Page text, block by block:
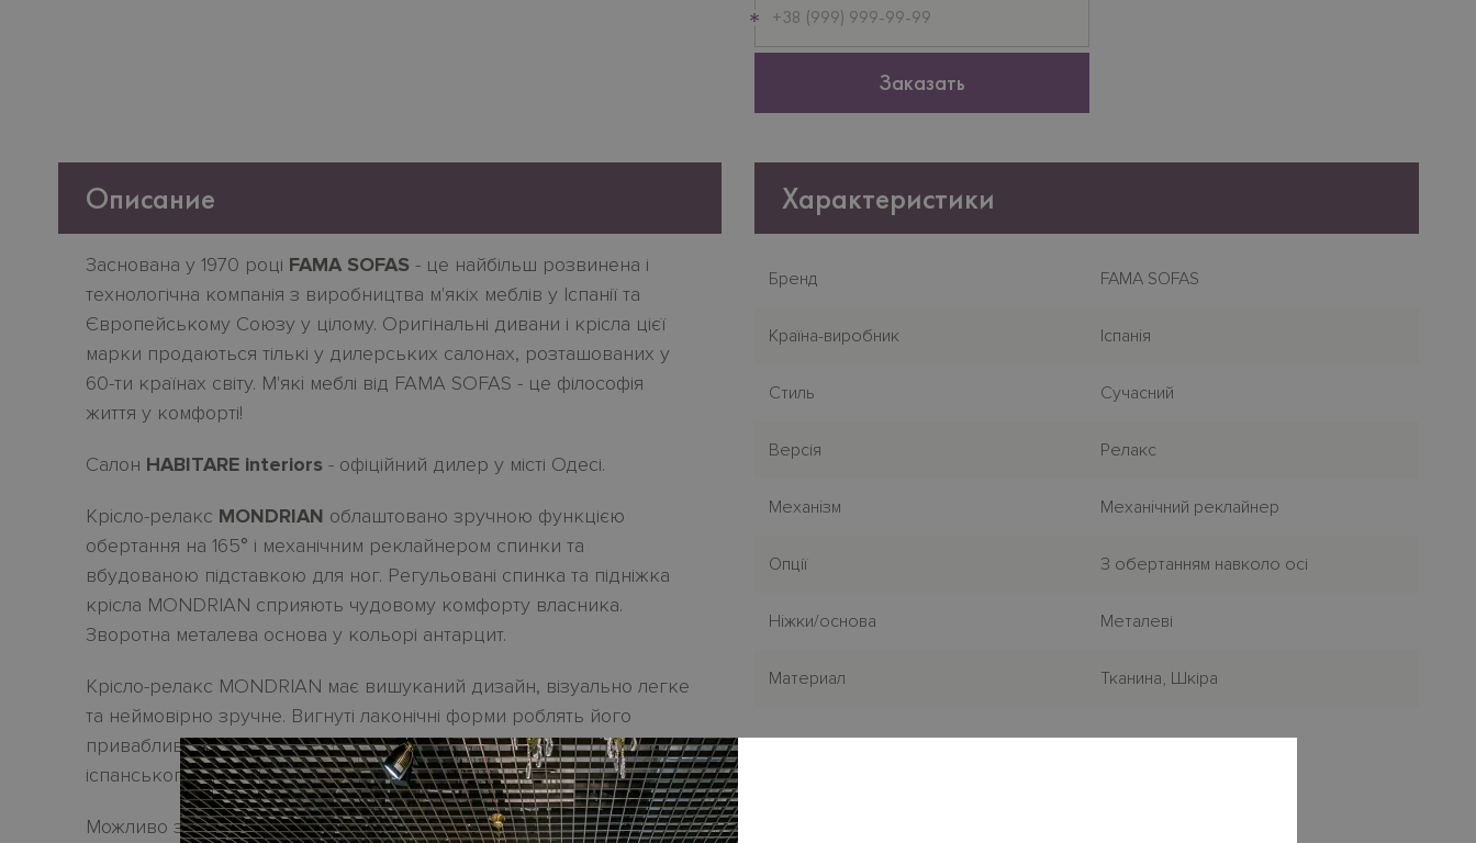
телефон
Заказать
Описание
Заснована у 1970 році FAMA SOFAS- це найбільш розвинена і
технологічна компанія з виробництва м'якіх меблів у Іспанії та
Європейському Союзу у цілому. Оригінальні дивани і крісла цієї
марки продаються тількі у дилерських салонах, розташованих у
60-ти країнах світу. М'якi меблі від FAMA SOFAS - це філософія
життя у комфорті!
Салон HABITARE interiors- офіційний дилер у місті Одесі.
Крiсло-релакс MONDRIAN облаштовано зручною функцією
обертання на 165° і механічним реклайнером спинки та
вбудованою підставкою для ног. Регульовані спинка та підніжка
крісла MONDRIAN сприяють чудовому комфорту власника.
Зворотна металева основа у кольорі антарцит.
Крісло-релакс MONDRIAN має вишуканий дизайн, візуально легке
та неймовірно зручне. Вигнуті лаконічні форми роблять його
привабливим для поєднання з будь-яким диваном з колекції
іспанського виробника FAMA SOFAS.
Можливо замовлення крісла з ручним або електричним
Характеристики
Бренд FAMA SOFAS
Країна-виробник Iспанiя
Стиль Сучасний
Версія Релакс
Механiзм Механiчний реклайнер
Опції З обертанням навколо осі
Нiжки/основа Металеві
Материал Тканина, Шкіра